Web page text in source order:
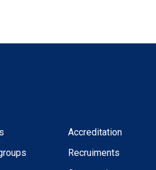
Accreditation
Recruiments